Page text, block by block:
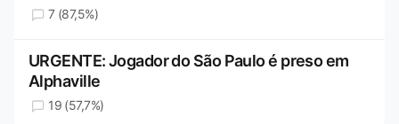
7 (87,5%)
URGENTE: Jogador do São Paulo é preso em
Alphaville
19 (57,7%)